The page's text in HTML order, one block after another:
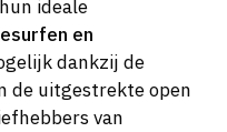
ideale
en
dankzij de
de uitgestrekte open
van